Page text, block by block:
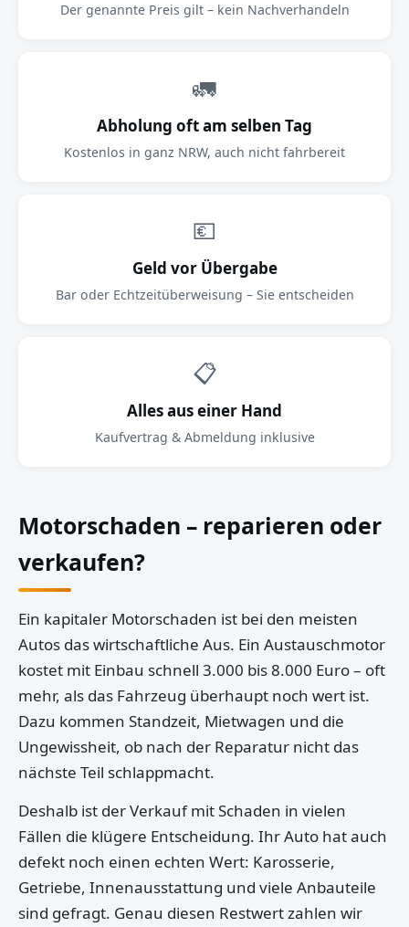
Der genannte Preis gilt – kein Nachverhandeln
🚛
Abholung oft am selben Tag
Kostenlos in ganz NRW, auch nicht fahrbereit
💶
Geld vor Übergabe
Bar oder Echtzeitüberweisung – Sie entscheiden
📋
Alles aus einer Hand
Kaufvertrag & Abmeldung inklusive
Motorschaden – reparieren oder
verkaufen?
Ein kapitaler Motorschaden ist bei den meisten
Autos das wirtschaftliche Aus. Ein Austauschmotor
kostet mit Einbau schnell 3.000 bis 8.000 Euro – oft
mehr, als das Fahrzeug überhaupt noch wert ist.
Dazu kommen Standzeit, Mietwagen und die
Ungewissheit, ob nach der Reparatur nicht das
nächste Teil schlappmacht.
Deshalb ist der Verkauf mit Schaden in vielen
Fällen die klügere Entscheidung. Ihr Auto hat auch
defekt noch einen echten Wert: Karosserie,
Getriebe, Innenausstattung und viele Anbauteile
sind gefragt. Genau diesen Restwert zahlen wir